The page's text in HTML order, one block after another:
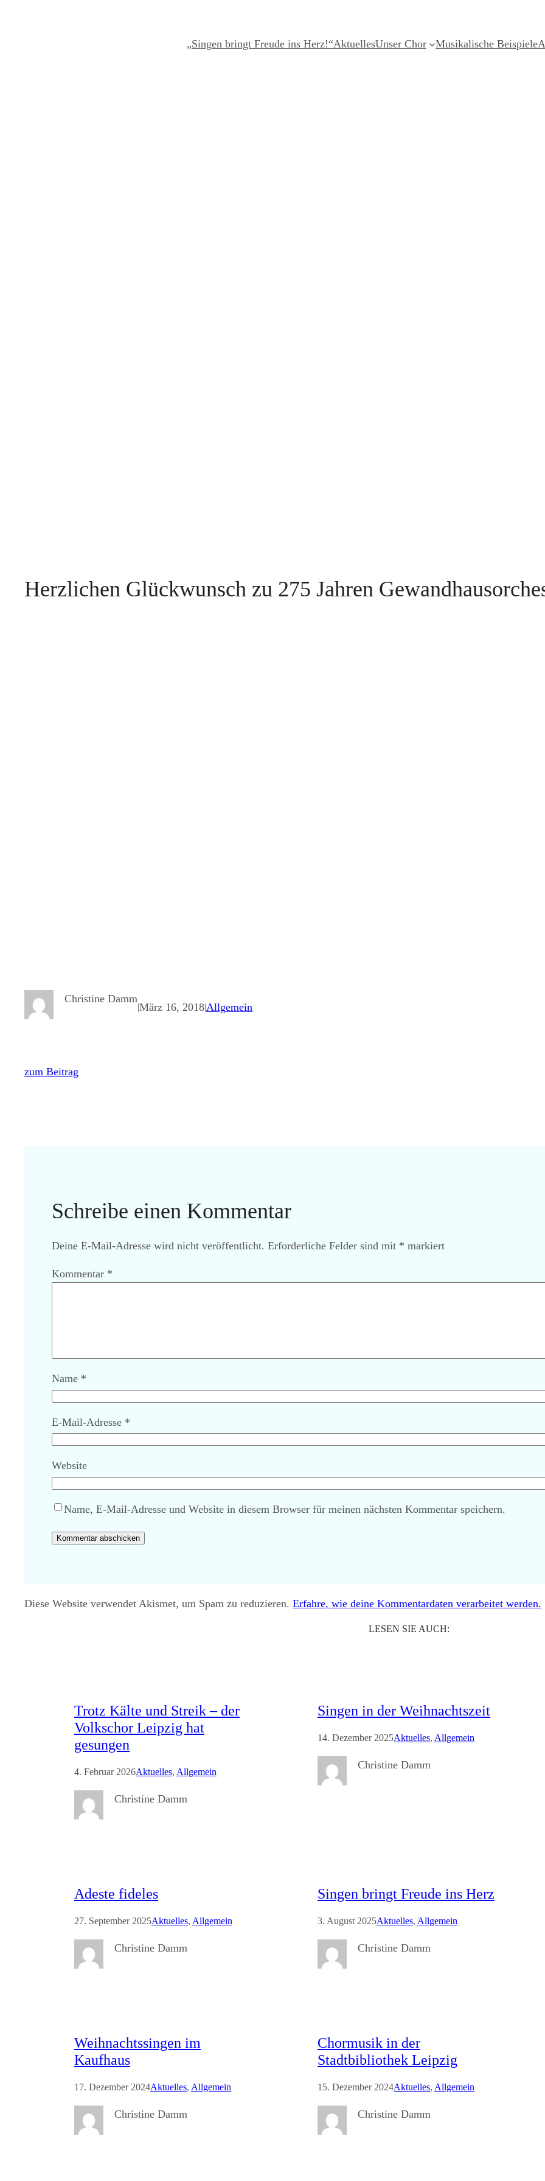
„Singen bringt Freude ins Herz!“AktuellesUnser Chor Musikalische Beispiele
Herzlichen Glückwunsch zu 275 Jahren
Christine Damm
|März 16, 2018|Allgemein
zum Beitrag
Schreibe einen Kommentar
Deine E-Mail-Adresse wird nicht veröffentlicht. Erforderliche Felder sind mit * markiert
Kommentar *
Name *
E-Mail-Adresse *
Website
Name, E-Mail-Adresse und Website in diesem Browser für meinen nächsten Kommentar speichern.
Diese Website verwendet Akismet, um Spam zu reduzieren. Erfahre, wie deine Kommentardaten verarbeitet werden.
LESEN SIE AUCH:
Trotz Kälte und Streik – der
Volkschor Leipzig hat
gesungen
4. Februar 2026Aktuelles, Allgemein
Christine Damm
Singen in der Weihnachtszeit
14. Dezember 2025Aktuelles, Allgemein
Christine Damm
Adeste fideles
27. September 2025Aktuelles, Allgemein
Christine Damm
Singen bringt Freude ins Herz
3. August 2025Aktuelles, Allgemein
Christine Damm
Weihnachtssingen im
Kaufhaus
17. Dezember 2024Aktuelles, Allgemein
Christine Damm
Chormusik in der
Stadtbibliothek Leipzig
15. Dezember 2024Aktuelles, Allgemein
Christine Damm